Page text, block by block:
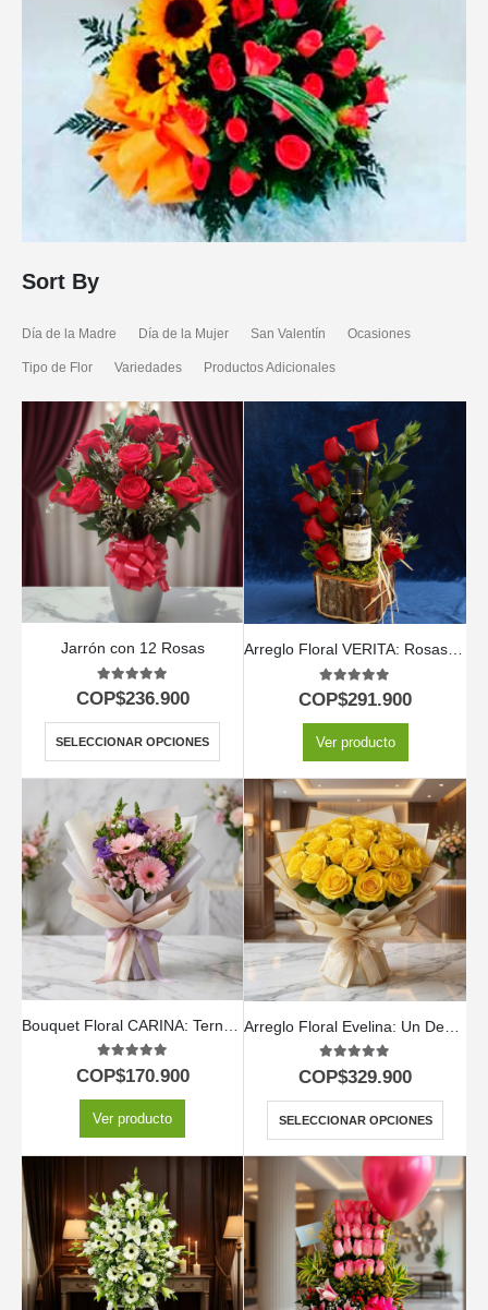
Sort By
Día de la Madre Día de la Mujer San Valentín Ocasiones
Tipo de Flor Variedades Productos Adicionales
Jarrón con 12 Rosas
5.00out of 5
COP$236.900
SELECCIONAR OPCIONES
5.00out of 5
COP$291.900
Ver producto
5.00out of 5
COP$170.900
Ver producto
5.00out of 5
COP$329.900
SELECCIONAR OPCIONES